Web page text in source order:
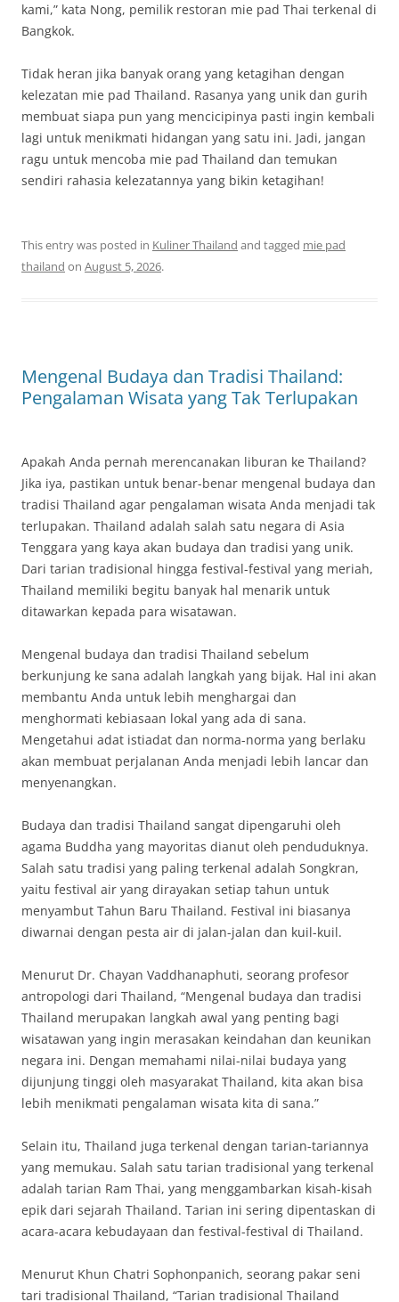
kami,” kata Nong, pemilik restoran mie pad Thai terkenal di
Bangkok.
Tidak heran jika banyak orang yang ketagihan dengan
kelezatan mie pad Thailand. Rasanya yang unik dan gurih
membuat siapa pun yang mencicipinya pasti ingin kembali
lagi untuk menikmati hidangan yang satu ini. Jadi, jangan
ragu untuk mencoba mie pad Thailand dan temukan
sendiri rahasia kelezatannya yang bikin ketagihan!
This entry was posted in Kuliner Thailand and tagged mie pad
thailand on August 5, 2026.
Mengenal Budaya dan Tradisi Thailand:
Pengalaman Wisata yang Tak Terlupakan
Apakah Anda pernah merencanakan liburan ke Thailand?
Jika iya, pastikan untuk benar-benar mengenal budaya dan
tradisi Thailand agar pengalaman wisata Anda menjadi tak
terlupakan. Thailand adalah salah satu negara di Asia
Tenggara yang kaya akan budaya dan tradisi yang unik.
Dari tarian tradisional hingga festival-festival yang meriah,
Thailand memiliki begitu banyak hal menarik untuk
ditawarkan kepada para wisatawan.
Mengenal budaya dan tradisi Thailand sebelum
berkunjung ke sana adalah langkah yang bijak. Hal ini akan
membantu Anda untuk lebih menghargai dan
menghormati kebiasaan lokal yang ada di sana.
Mengetahui adat istiadat dan norma-norma yang berlaku
akan membuat perjalanan Anda menjadi lebih lancar dan
menyenangkan.
Budaya dan tradisi Thailand sangat dipengaruhi oleh
agama Buddha yang mayoritas dianut oleh penduduknya.
Salah satu tradisi yang paling terkenal adalah Songkran,
yaitu festival air yang dirayakan setiap tahun untuk
menyambut Tahun Baru Thailand. Festival ini biasanya
diwarnai dengan pesta air di jalan-jalan dan kuil-kuil.
Menurut Dr. Chayan Vaddhanaphuti, seorang profesor
antropologi dari Thailand, “Mengenal budaya dan tradisi
Thailand merupakan langkah awal yang penting bagi
wisatawan yang ingin merasakan keindahan dan keunikan
negara ini. Dengan memahami nilai-nilai budaya yang
dijunjung tinggi oleh masyarakat Thailand, kita akan bisa
lebih menikmati pengalaman wisata kita di sana.”
Selain itu, Thailand juga terkenal dengan tarian-tariannya
yang memukau. Salah satu tarian tradisional yang terkenal
adalah tarian Ram Thai, yang menggambarkan kisah-kisah
epik dari sejarah Thailand. Tarian ini sering dipentaskan di
acara-acara kebudayaan dan festival-festival di Thailand.
Menurut Khun Chatri Sophonpanich, seorang pakar seni
tari tradisional Thailand, “Tarian tradisional Thailand